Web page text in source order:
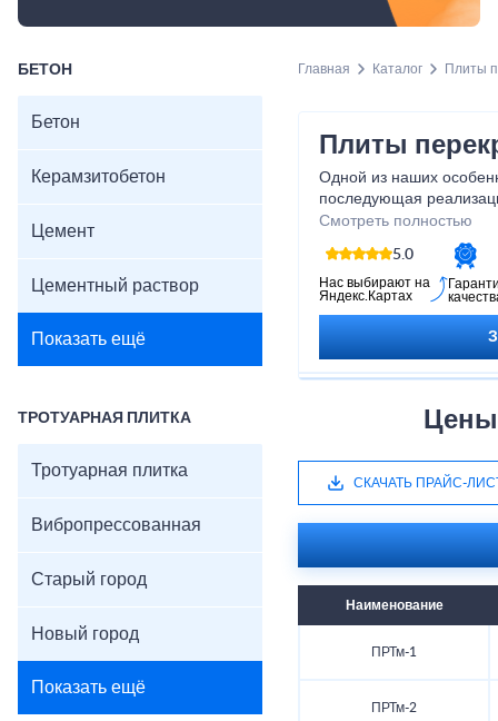
БЕТОН
Бетон
Керамзитобетон
Цемент
Цементный раствор
Показать ещё
ТРОТУАРНАЯ ПЛИТКА
Тротуарная плитка
Вибропрессованная
Старый город
Новый город
Показать ещё
Главная Каталог Плиты
Плиты
Одной из наших
последующая
цене производителя,
розничном магазине.
правилам ГОСТ,
качество, за небольшую
Смотреть полностью
5.0
Нас выбирают на
Яндекс.Картах
СКАЧАТЬ ПРАЙС-
Наименование
ПРТм-1
ПРТм-2